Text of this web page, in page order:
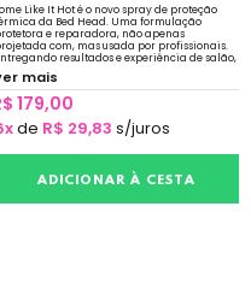
Like It Hot é o novo spray de proteção
da Bed Head. Uma formulação
e reparadora, não apenas
com, mas usada por profissionais.
resultados e experiência de salão,
mais
179,00
de R$ 29,83 s/juros
ADICIONAR À CESTA